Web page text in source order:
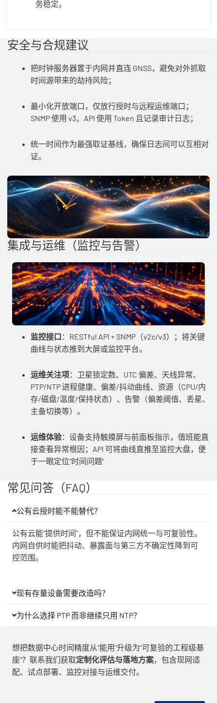
务稳定。
安全与合规建议
把时钟服务器置于内网并直连 GNSS，避免对外抓取
时间源带来的劫持风险；
最小化开放端口，仅放行授时与远程运维端口；
SNMP 使用 v3，API 使用 Token 且记录审计日志；
统一时间作为最强取证基线，确保日志间可以互相对
证。
集成与运维（监控与告警）
监控接口 ：RESTful API + SNMP（v2c/v3）；将关键
曲线与状态推到大屏或监控平台。
运维关注项：卫星锁定数、UTC 偏差、天线异常、
PTP/NTP 进程健康、偏差/抖动曲线、资源（CPU/内
存/磁盘/温度/保持状态）、告警（偏差阈值、丢星、
主备切换等）。
运维体验：设备支持触摸屏与前面板指示，值班能直
接查看异常根因；API 可将曲线直推至监控大盘，便
于一眼定位“时间问题”
常见问答（FAQ）
公有云授时能不能替代？
公有云能“提供时间”，但不能保证内网统一与可复验性。
内网自供时能把抖动、暴露面与第三方不确定性降到可
控范围。
现有存量设备需要改造吗？
为什么选择 PTP 而非继续只用 NTP？
想把数据中心时间精度从“能用”升级为“可复验的工程级基
座”？联系我们获取定制化评估与落地方案，包含现网适
配、试点部署、监控对接与运维交付。